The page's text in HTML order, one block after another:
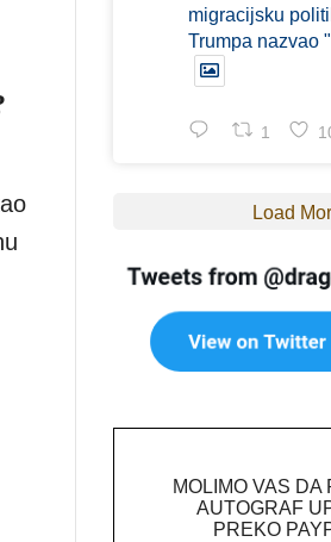
migracijsku
Trumpa nazvao
1
Load
MOLIMO VAS DA
AUTOGRAF
PREKO